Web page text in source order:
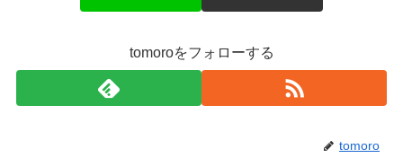
tomoroをフォローする
tomoro